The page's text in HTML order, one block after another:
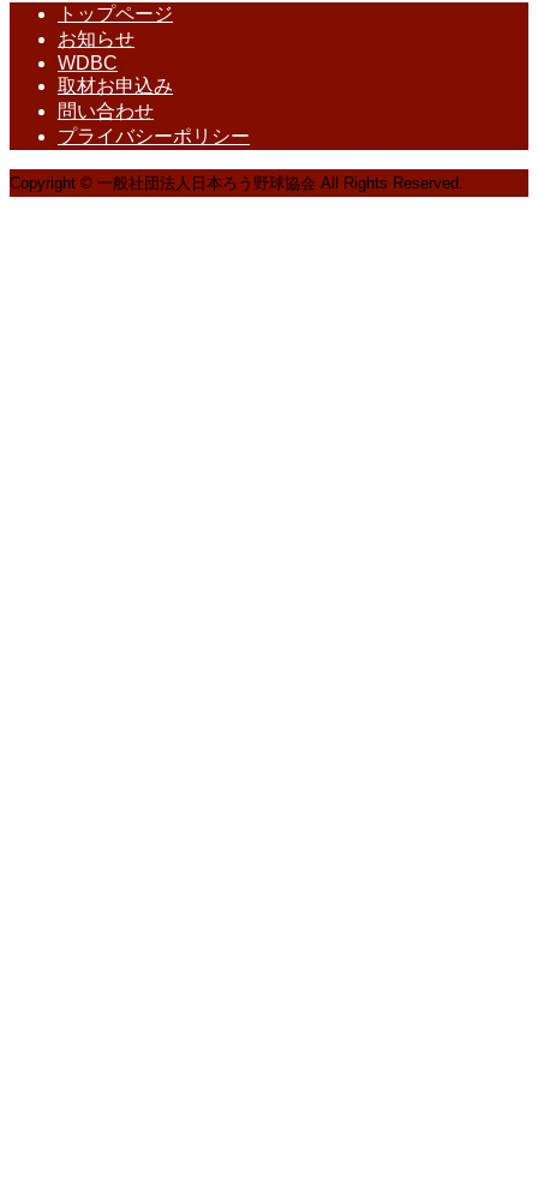
トップページ
お知らせ
WDBC
取材お申込み
問い合わせ
プライバシーポリシー
Copyright © 一般社団法人日本ろう野球協会 All Rights Reserved.